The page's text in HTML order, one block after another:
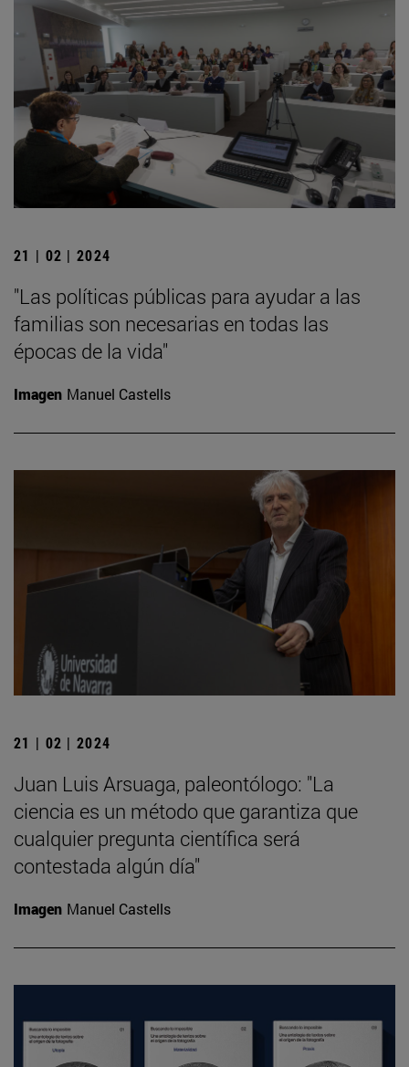
21 | 02 | 2024
"Las políticas públicas para ayudar a las
familias son necesarias en todas las
épocas de la vida"
Imagen Manuel Castells
21 | 02 | 2024
Juan Luis Arsuaga, paleontólogo: "La
ciencia es un método que garantiza que
cualquier pregunta científica será
contestada algún día"
Imagen Manuel Castells